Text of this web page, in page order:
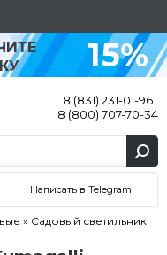
15%
8 (831) 231-01-96
8 (800) 707-70-34
Написать в Telegram
» Садовый светильник